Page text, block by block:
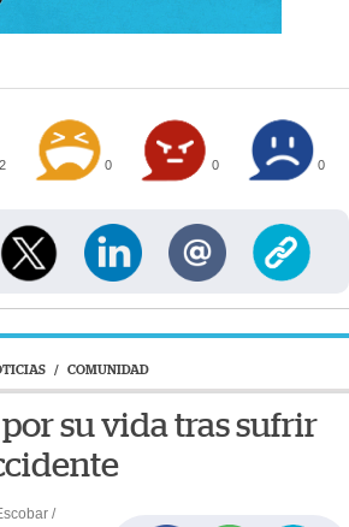
2 0 0 0
/ COMUNIDAD
su vida tras sufrir
/